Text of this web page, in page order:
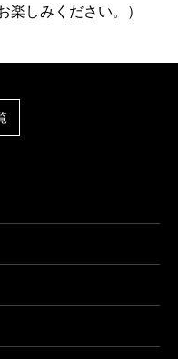
楽しみください。）